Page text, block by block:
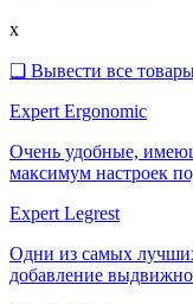
x
❑ Вывести все
Expert Ergonomic
Очень удобные,
максимум настроек
Expert Legrest
Одни из самых
добавление